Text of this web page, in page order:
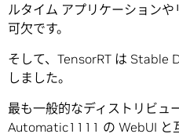
ルタイム アプリケーション
可欠です。
そして、TensorRT は Stable
しました。
最も一般的なディストリビュ
Automatic1111 の WebUI と